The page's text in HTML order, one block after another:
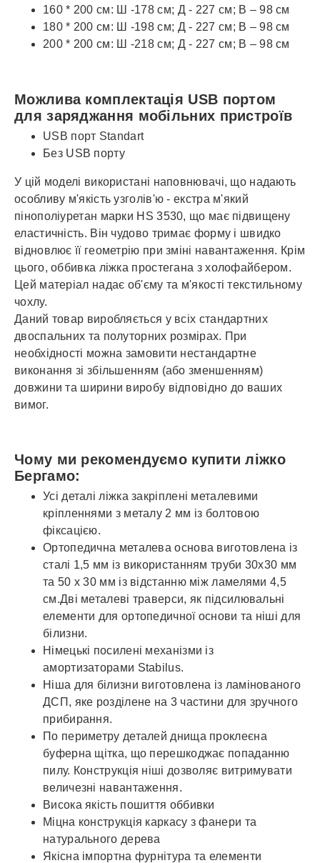
160 * 200 см: Ш -178 см; Д - 227 см; В – 98 см
180 * 200 см: Ш -198 см; Д - 227 см; В – 98 см
200 * 200 см: Ш -218 см; Д - 227 см; В – 98 см
Можлива комплектація USB портом
для заряджання мобільних пристроїв
USB порт Standart
Без USB порту
У цій моделі використані наповнювачі, що надають
особливу м'якість узголів'ю - екстра м'який
пінополіуретан марки HS 3530, що має підвищену
еластичність. Він чудово тримає форму і швидко
відновлює її геометрію при зміні навантаження. Крім
цього, оббивка ліжка простегана з холофайбером.
Цей матеріал надає об'єму та м'якості текстильному
чохлу.
Даний товар виробляється у всіх стандартних
двоспальних та полуторних розмірах. При
необхідності можна замовити нестандартне
виконання зі збільшенням (або зменшенням)
довжини та ширини виробу відповідно до ваших
вимог.
Чому ми рекомендуємо купити ліжко
Бергамо:
Усі деталі ліжка закріплені металевими
кріпленнями з металу 2 мм із болтовою
фіксацією.
Ортопедична металева основа виготовлена ​​із
сталі 1,5 мм із використанням труби 30х30 мм
та 50 х 30 мм із відстанню між ламелями 4,5
см.Дві металеві траверси, як підсилювальні
елементи для ортопедичної основи та ніші для
білизни.
Німецькі посилені механізми із
амортизаторами Stabilus.
Ніша для білизни виготовлена ​​із ламінованого
ДСП, яке розділене на 3 частини для зручного
прибирання.
По периметру деталей днища проклеєна
буферна щітка, що перешкоджає попаданню
пилу. Конструкція ніші дозволяє витримувати
величезні навантаження.
Висока якість пошиття оббивки
Міцна конструкція каркасу з фанери та
натурального дерева
Якісна імпортна фурнітура та елементи